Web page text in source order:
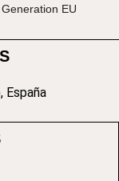
EU
España